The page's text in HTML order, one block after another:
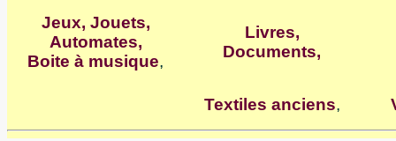
Jeux, Jouets,
Automates,
Boite à musique,
Livres,
Documents,
Textiles anciens,